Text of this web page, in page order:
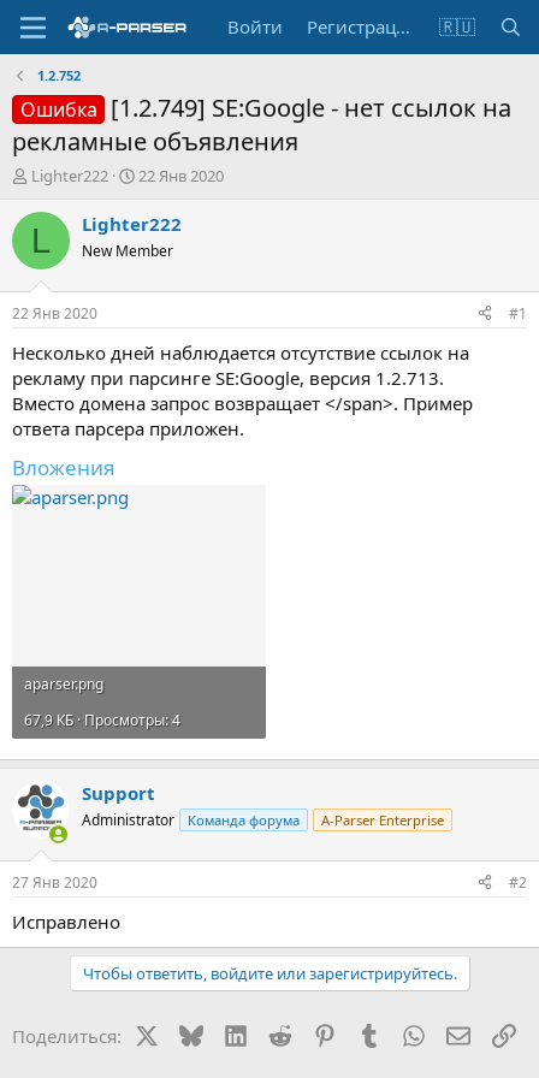
Войти Регистрация 🇷🇺
1.2.752
Ошибка [1.2.749] SE:Google - нет ссылок на
рекламные объявления
А
т
т
е
м
ы
Lighter222
Д
т
н
а
л
22 Янв 2020
L Lighter222
New Member
22 Янв 2020 #1
Несколько дней наблюдается отсутствие ссылок на
рекламу при парсинге SE:Google, версия 1.2.713.
Вместо домена запрос возвращает </span>. Пример
ответа парсера приложен.
Вложения
aparser.png
67,9 КБ · Просмотры: 4
Support
Administrator Команда форума A-Parser Enterprise
27 Янв 2020 #2
Исправлено
Чтобы ответить, войдите или зарегистрируйтесь.
Поделиться: BlueskyLinkedIn
Reddit PinterestTumblr WhatsApp